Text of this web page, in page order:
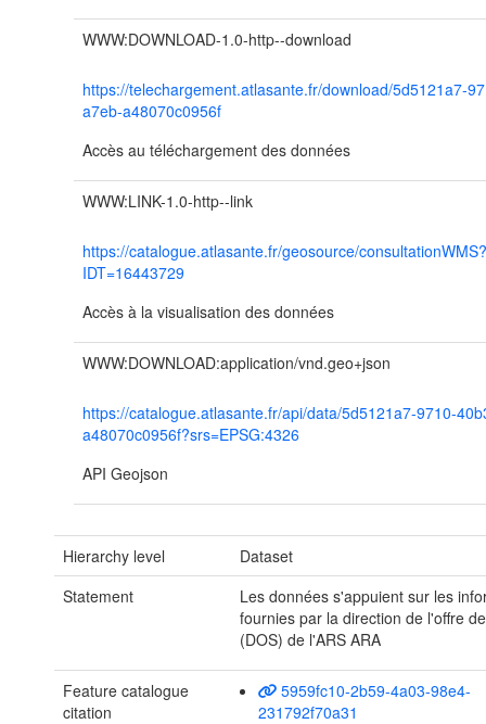
WWW:DOWNLOAD-1.0-http--download
https://telechargement.atlasante.fr/download/5d5121a7-
a7eb-a48070c0956f
Accès au téléchargement des données
WWW:LINK-1.0-http--link
https://catalogue.atlasante.fr/geosource/consultationWMS?
IDT=16443729
Accès à la visualisation des données
WWW:DOWNLOAD:application/vnd.geo+json
https://catalogue.atlasante.fr/api/data/5d5121a7-9710-
a48070c0956f?srs=EPSG:4326
API Geojson
Hierarchy level
Dataset
Statement
Les données s'appuient sur les
fournies par la direction de l'offre
(DOS) de l'ARS ARA
Feature catalogue
citation
5959fc10-2b59-4a03-98e4-
231792f70a31